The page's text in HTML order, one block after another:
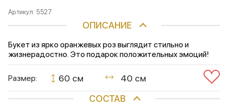
Артикул: 5527
ОПИСАНИЕ
Букет из ярко оранжевых роз выглядит стильно и
жизнерадостно. Это подарок положительных эмоций!
Размер: 60 см
40 см
СОСТАВ